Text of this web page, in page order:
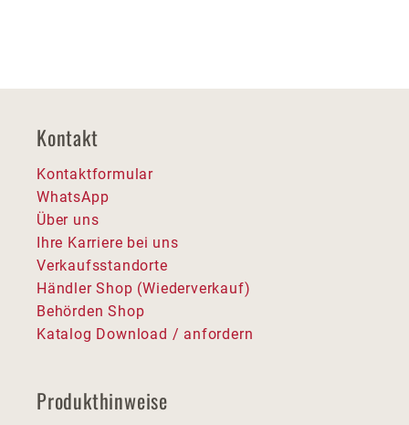
Kontakt
Kontaktformular
WhatsApp
Über uns
Ihre Karriere bei uns
Verkaufsstandorte
Händler Shop (Wiederverkauf)
Behörden Shop
Katalog Download / anfordern
Produkthinweise